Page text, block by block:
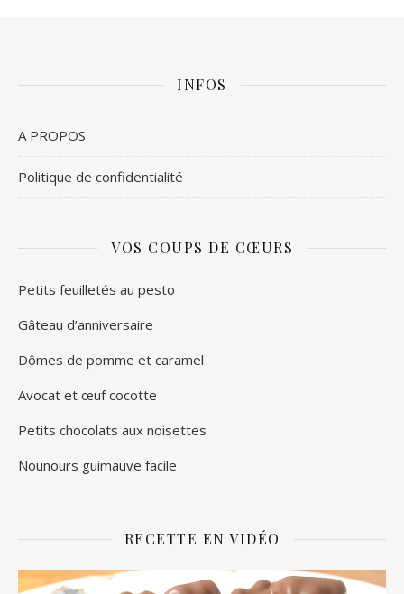
INFOS
A PROPOS
Politique de confidentialité
VOS COUPS DE CŒURS
Petits feuilletés au pesto
Gâteau d’anniversaire
Dômes de pomme et caramel
Avocat et œuf cocotte
Petits chocolats aux noisettes
Nounours guimauve facile
RECETTE EN VIDÉO
Lecteur